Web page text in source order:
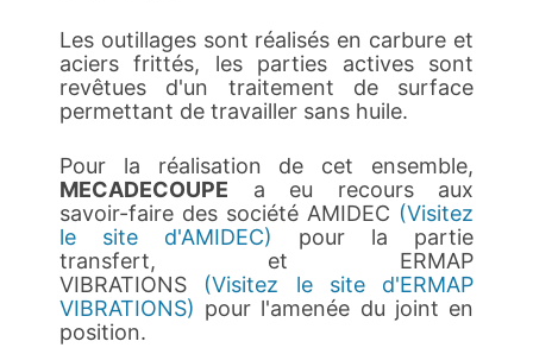
Les outillages sont réalisés en carbure et
aciers frittés, les parties actives sont
revêtues d'un traitement de surface
permettant de travailler sans huile.
Pour la réalisation de cet ensemble,
MECADECOUPE a eu recours aux
savoir-faire des société AMIDEC (Visitez
le site d'AMIDEC) pour la partie
transfert, et ERMAP
VIBRATIONS (Visitez le site d'ERMAP
VIBRATIONS) pour l'amenée du joint en
position.